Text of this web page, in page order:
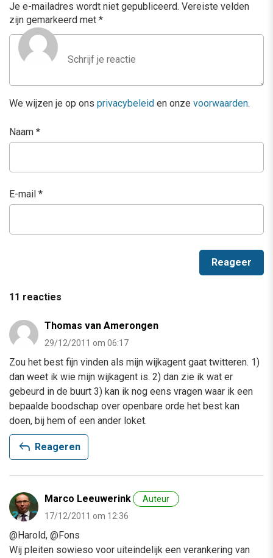
Je e-mailadres wordt niet gepubliceerd. Vereiste velden
zijn gemarkeerd met *
We wijzen je op ons privacybeleid en onze voorwaarden.
Naam *
E-mail *
11 reacties
Thomas van Amerongen
29/12/2011 om 06:17
Zou het best fijn vinden als mijn wijkagent gaat twitteren. 1)
dan weet ik wie mijn wijkagent is. 2) dan zie ik wat er
gebeurd in de buurt 3) kan ik nog eens vragen waar ik een
bepaalde boodschap over openbare orde het best kan
doen, bij hem of een ander loket.
reply Reageren
Marco Leeuwerink
Auteur
17/12/2011 om 12:36
@Harold, @Fons
Wij pleiten sowieso voor uiteindelijk een verankering van